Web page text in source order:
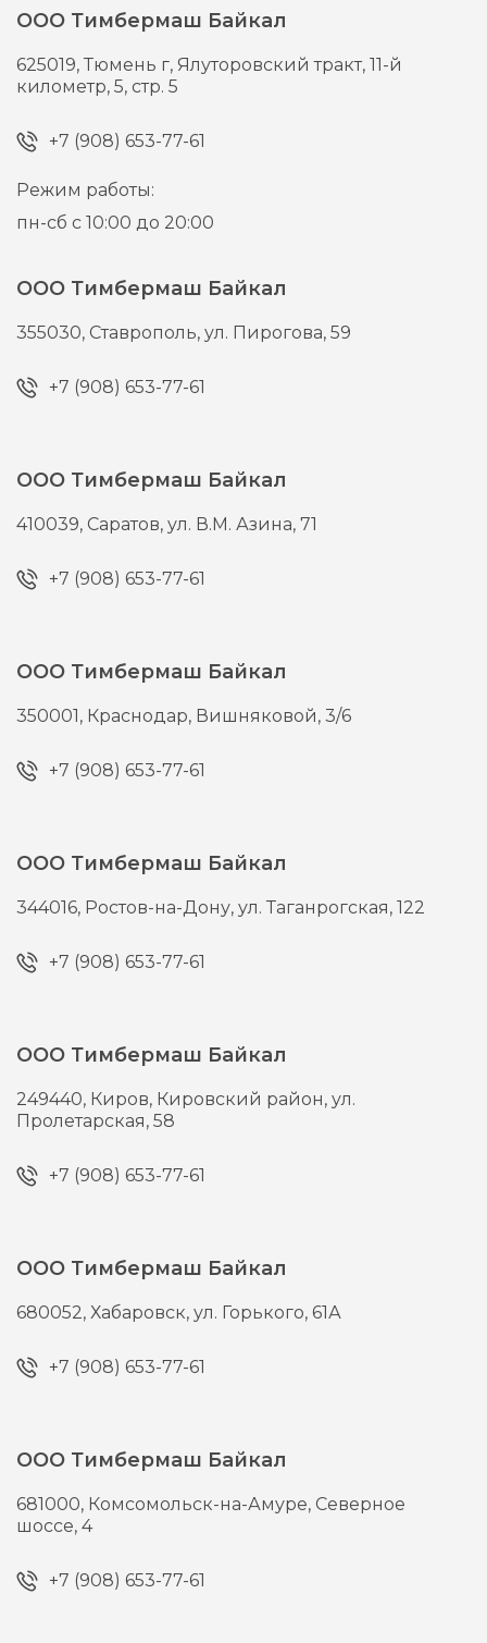
ООО Тимбермаш Байкал
625019,Тюмень г, Ялуторовский тракт, 11-й
километр, 5, стр. 5
+7 (908) 653-77-61
Режим работы:
пн-сб с 10:00 до 20:00
ООО Тимбермаш Байкал
355030, Ставрополь,ул. Пирогова, 59
+7 (908) 653-77-61
ООО Тимбермаш Байкал
410039, Саратов,ул. В.М. Азина, 71
+7 (908) 653-77-61
ООО Тимбермаш Байкал
350001, Краснодар, Вишняковой, 3/6
+7 (908) 653-77-61
ООО Тимбермаш Байкал
344016, Ростов-на-Дону,ул. Таганрогская, 122
+7 (908) 653-77-61
ООО Тимбермаш Байкал
249440, Киров, Кировский район, ул.
Пролетарская, 58
+7 (908) 653-77-61
ООО Тимбермаш Байкал
680052,Хабаровск,ул. Горького, 61А
+7 (908) 653-77-61
ООО Тимбермаш Байкал
681000, Комсомольск-на-Амуре, Северное
шоссе, 4
+7 (908) 653-77-61